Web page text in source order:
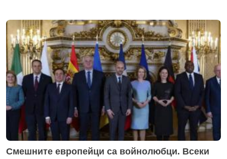
Смешните европейци са войнолюбци. Всеки